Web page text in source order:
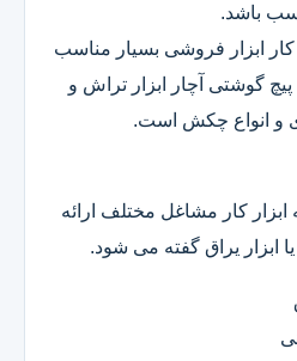
باشد.
ابزار فروشی بسیار مناسب
گوشتی آچار ابزار تراش و
و انواع چکش است.
کار مشاغل مختلف ارائه
ابزار یراق گفته می شود.